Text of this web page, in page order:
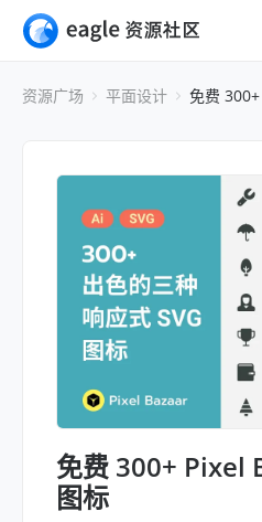
资源广场 平面设计 免费
免费 300+ Pixel
图标